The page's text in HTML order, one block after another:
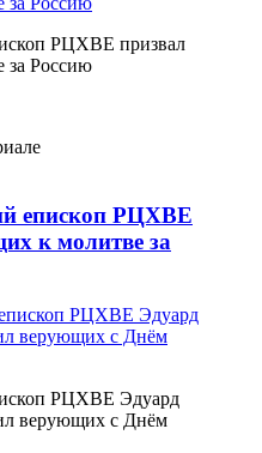
РЦХВЕ призвал
за Россию
епископ РЦХВЕ
к молитве за
РЦХВЕ Эдуард
верующих с Днём